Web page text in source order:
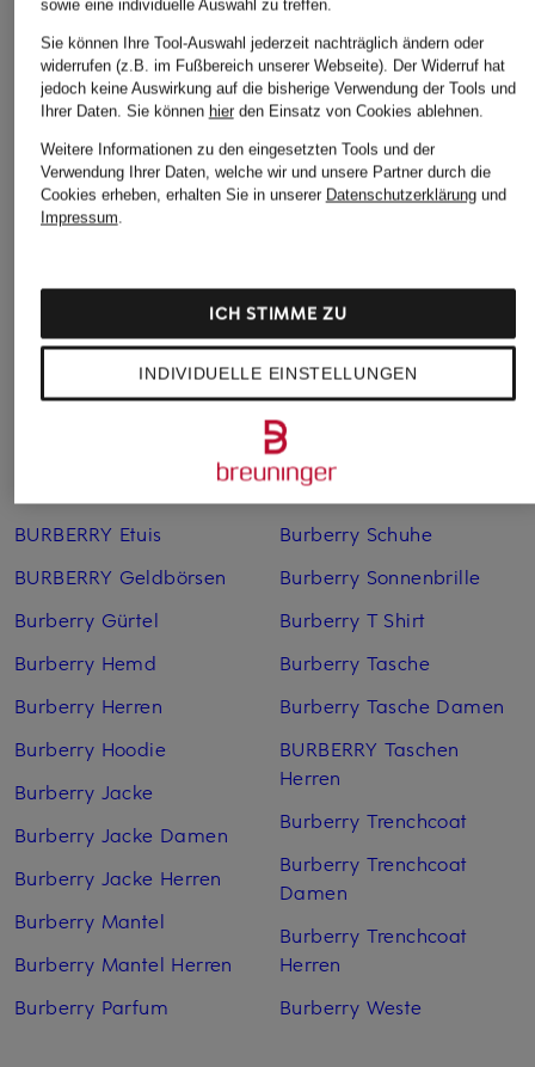
145 €
Bestpreis: 123,25 €
Ursprünglich:
210 €
145,99 €
Bestpreis: 124,09 €
Ursprünglich:
Weitere Kategorien
Burberry Baby
BURBERRY Etuis
BURBERRY Geldbörsen
Burberry Gürtel
Burberry Hemd
Burberry Herren
Burberry Hoodie
Burberry Jacke
Burberry Jacke Damen
Burberry Jacke Herren
Burberry Mantel
Burberry Mantel Herren
Burberry Parfum
Burberry Pullover
Burberry SALE
Burberry Schal
Burberry Schuhe
Burberry Sonnenbrille
Burberry T Shirt
Burberry Tasche
Burberry Tasche Damen
BURBERRY Taschen
Herren
Burberry Trenchcoat
Burberry Trenchcoat
Damen
Burberry Trenchcoat
Herren
Burberry Weste
sowie eine individuelle Auswahl zu treffen.
Sie können Ihre Tool-Auswahl jederzeit nachträglich ändern oder
widerrufen (z.B. im Fußbereich unserer Webseite). Der Widerruf hat
jedoch keine Auswirkung auf die bisherige Verwendung der Tools und
Ihrer Daten. Sie können hierden Einsatz von Cookies ablehnen.
Weitere Informationen zu den eingesetzten Tools und der
Verwendung Ihrer Daten, welche wir und unsere Partner durch die
Cookies erheben, erhalten Sie in unserer Datenschutzerklärungund
Impressum.
INDIVIDUELLE EINSTELLUNGEN
ICH STIMME ZU